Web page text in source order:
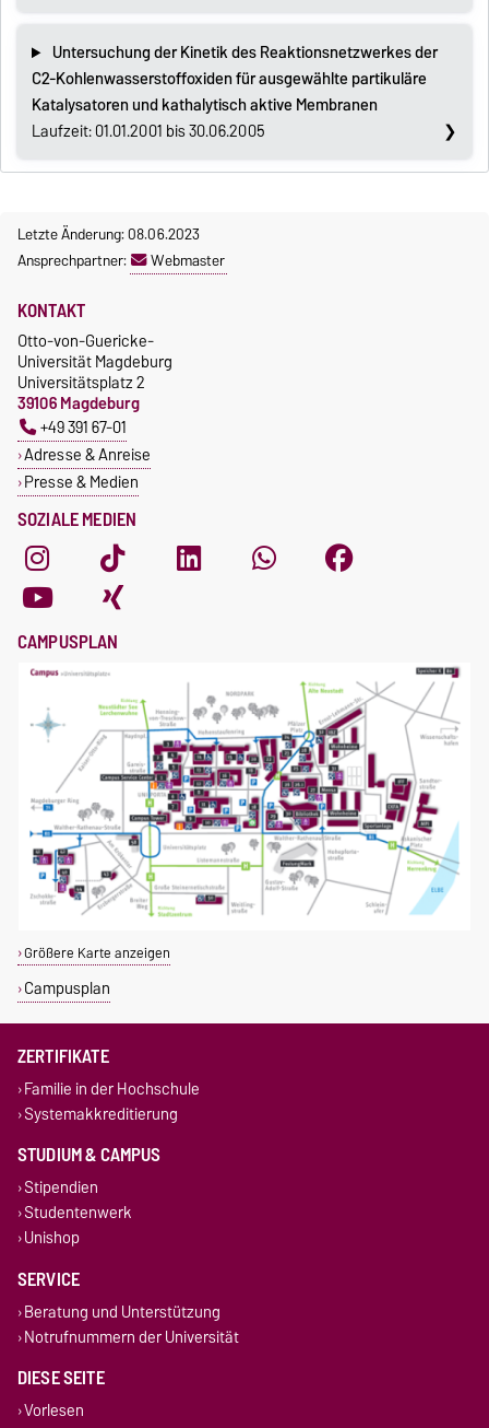
Untersuchung der Kinetik des Reaktionsnetzwerkes der
C2-Kohlenwasserstoffoxiden für ausgewählte partikuläre
Katalysatoren und kathalytisch aktive Membranen
Laufzeit: 01.01.2001 bis 30.06.2005
Letzte Änderung: 08.06.2023
Ansprechpartner:
Webmaster
SOZIALE MEDIEN
KONTAKT
Otto-von-Guericke-
Universität Magdeburg
Universitätsplatz 2
39106 Magdeburg
+49 391 67-01
Adresse & Anreise
Presse & Medien
CAMPUSPLAN
Größere Karte anzeigen
Campusplan
ZERTIFIKATE
Familie in der Hochschule
Systemakkreditierung
STUDIUM & CAMPUS
Stipendien
Studentenwerk
Unishop
SERVICE
Beratung und Unterstützung
Notrufnummern der Universität
DIESE SEITE
Vorlesen